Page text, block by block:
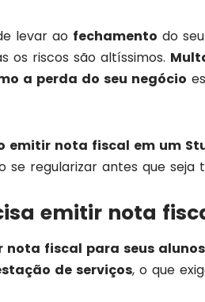
levar ao fechamento do
os riscos são altíssimos.
a perda do seu negócio
emitir nota fiscal em um
se regularizar antes que seja
emitir nota
nota fiscal para seus alunos
de serviços, o que